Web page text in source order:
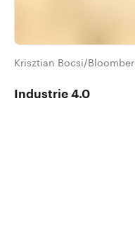
Krisztian Bocsi/
Industrie 4.0